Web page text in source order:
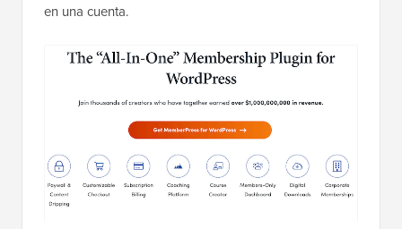
en una cuenta.